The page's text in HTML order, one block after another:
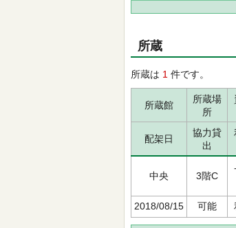
所蔵
所蔵は 1 件です。
所蔵館
所蔵場
所
配架日
協力貸
出
中央 3階C
2018/08/15 可能